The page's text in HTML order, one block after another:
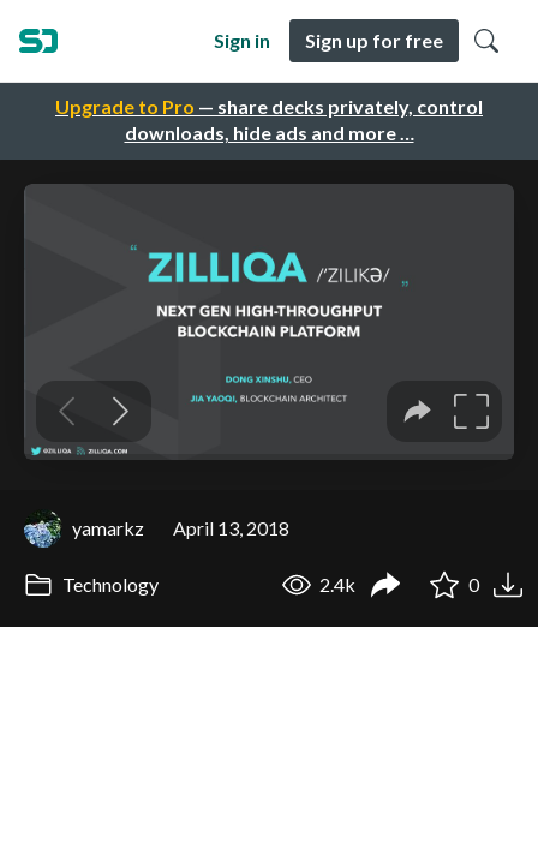
Upgrade to Pro — share decks privately, control
downloads, hide ads and more …
Sign in Sign up for free
yamarkz April 13, 2018
Technology 2.4k 0